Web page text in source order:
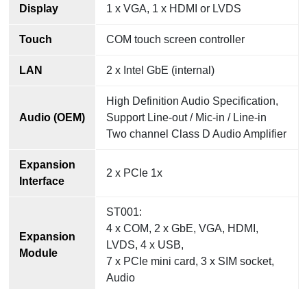
Display 1 x VGA, 1 x HDMI or LVDS
Touch COM touch screen controller
LAN 2 x Intel GbE (internal)
Audio (OEM)
High Definition Audio Specification,
Support Line-out / Mic-in / Line-in
Two channel Class D Audio Amplifier
Expansion
Interface
2 x PCIe 1x
Expansion
Module
ST001:
4 x COM, 2 x GbE, VGA, HDMI,
LVDS, 4 x USB,
7 x PCIe mini card, 3 x SIM socket,
Audio